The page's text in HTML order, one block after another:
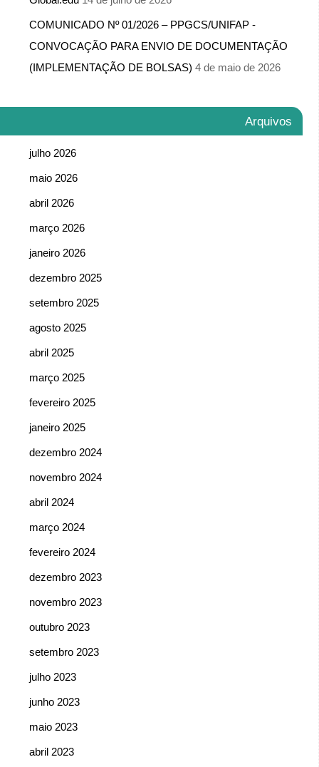
COMUNICADO Nº 01/2026 – PPGCS/UNIFAP -​
CONVOCAÇÃO PARA ENVIO DE DOCUMENTAÇÃO
(IMPLEMENTAÇÃO DE BOLSAS) 4 de maio de 2026
Arquivos
julho 2026
maio 2026
abril 2026
março 2026
janeiro 2026
dezembro 2025
setembro 2025
agosto 2025
abril 2025
março 2025
fevereiro 2025
janeiro 2025
dezembro 2024
novembro 2024
abril 2024
março 2024
fevereiro 2024
dezembro 2023
novembro 2023
outubro 2023
setembro 2023
julho 2023
junho 2023
maio 2023
abril 2023